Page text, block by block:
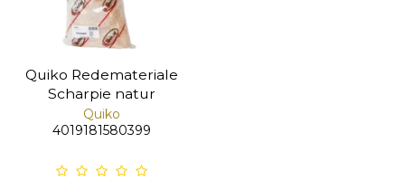
Quiko Redemateriale
Scharpie natur
Quiko
4019181580399